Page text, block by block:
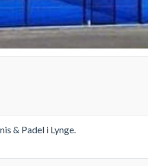
& Padel i Lynge.